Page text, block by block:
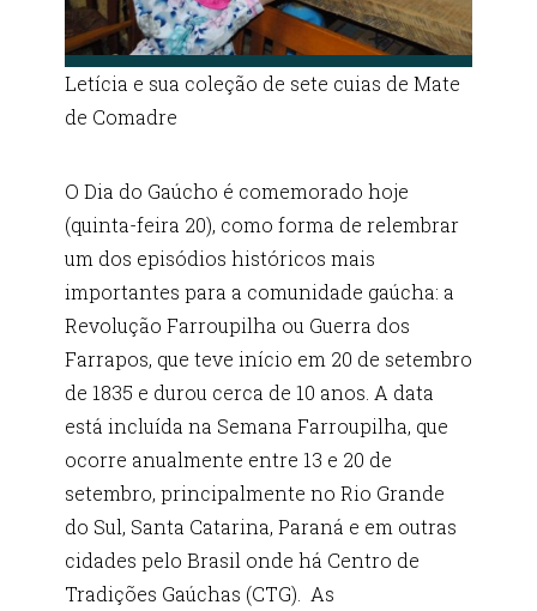
Letícia e sua coleção de sete cuias de Mate
de Comadre
O Dia do Gaúcho é comemorado hoje
(quinta-feira 20), como forma de relembrar
um dos episódios históricos mais
importantes para a comunidade gaúcha: a
Revolução Farroupilha ou Guerra dos
Farrapos, que teve início em 20 de setembro
de 1835 e durou cerca de 10 anos. A data
está incluída na Semana Farroupilha, que
ocorre anualmente entre 13 e 20 de
setembro, principalmente no Rio Grande
do Sul, Santa Catarina, Paraná e em outras
cidades pelo Brasil onde há Centro de
Tradições Gaúchas (CTG). As